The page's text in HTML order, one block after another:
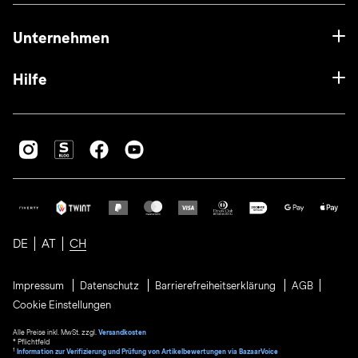
Unternehmen
Hilfe
DE AT CH
Impressum Datenschutz Barrierefreiheitserklärung
AGB
Cookie Einstellungen
Alle Preise inkl. MwSt. zzgl. Versandkosten
* Pflichtfeld
1
Information zur Verifizierung und Prüfung von Artikelbewertungen via BazaarVoice